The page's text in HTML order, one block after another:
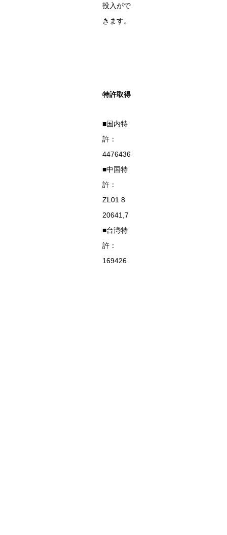
投入がで
きます。
特許取得
■国内特
許：
4476436
■中国特
許：
ZL01 8
20641,7
■台湾特
許：
169426